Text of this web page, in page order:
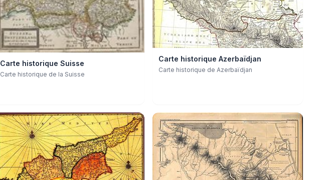
Carte historique Suisse
Carte historique de la Suisse
Carte historique Azerbaïdjan
Carte historique de Azerbaïdjan